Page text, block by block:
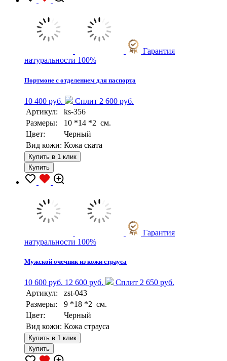
Гарантия
натуральности 100%
Портмоне с отделением для паспорта
10 400 руб.
Сплит 2 600 руб.
Артикул:
ks-356
Размеры:
10 *14 *2 см.
Цвет:
Черный
Вид кожи: Кожа ската
Купить в 1 клик
Купить
Гарантия
натуральности 100%
Мужской очечник из кожи страуса
10 600 руб. 12 600 руб.
Сплит 2 650 руб.
Артикул:
zst-043
Размеры:
9 *18 *2 см.
Цвет:
Черный
Вид кожи: Кожа страуса
Купить в 1 клик
Купить